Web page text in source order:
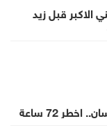
الاكبر قبل زيد
72 ساعة